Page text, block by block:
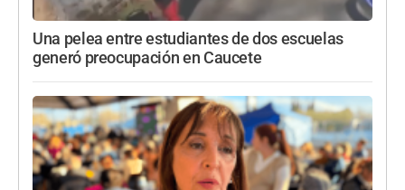
Una pelea entre estudiantes de dos escuelas
generó preocupación en Caucete